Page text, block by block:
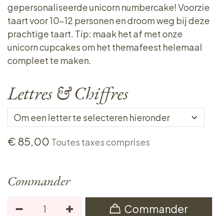
gepersonaliseerde unicorn numbercake! Voorzie
taart voor 10-12 personen en droom weg bij deze
prachtige taart. Tip: maak het af met onze
unicorn cupcakes om het themafeest helemaal
compleet te maken.
Lettres & Chiffres
€ 85,00 Toutes taxes comprises
Commander
Commander